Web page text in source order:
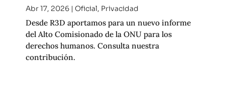
Abr 17, 2026| Oficial, Privacidad
Desde R3D aportamos para un nuevo informe
del Alto Comisionado de la ONU para los
derechos humanos. Consulta nuestra
contribución.